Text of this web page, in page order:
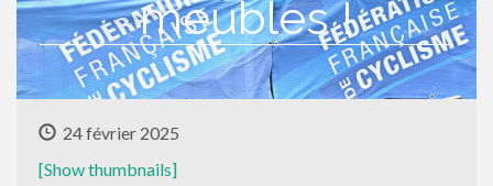
meubles !
24 février 2025
[Show thumbnails]